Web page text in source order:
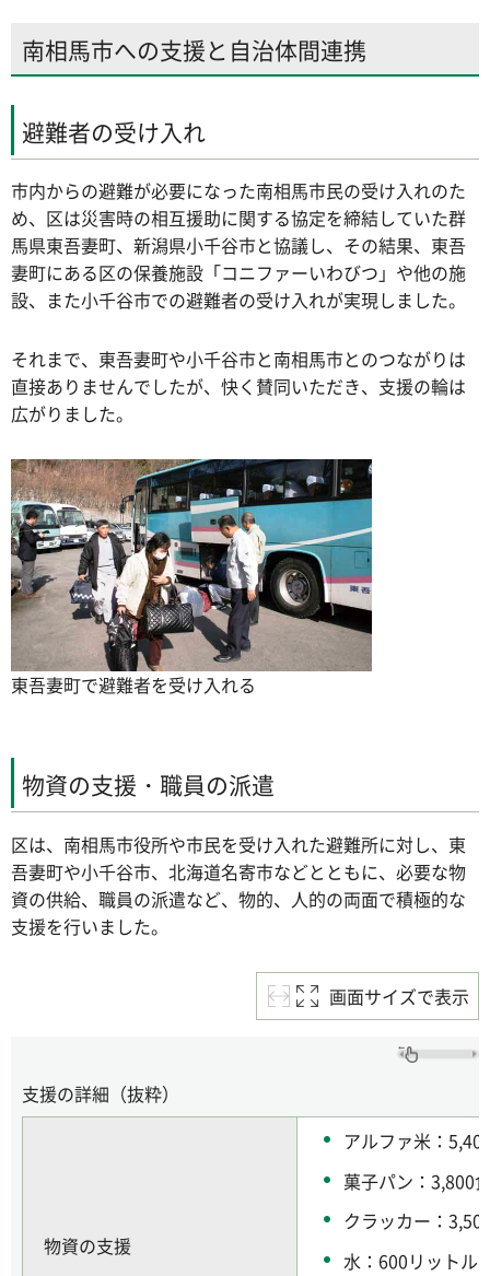
南相馬市への支援と自治体間連携
避難者の受け入れ
市内からの避難が必要になった南相馬市民の受け入れのた
め、区は災害時の相互援助に関する協定を締結していた群
馬県東吾妻町、新潟県小千谷市と協議し、その結果、東吾
妻町にある区の保養施設「コニファーいわびつ」や他の施
設、また小千谷市での避難者の受け入れが実現しました。
それまで、東吾妻町や小千谷市と南相馬市とのつながりは
直接ありませんでしたが、快く賛同いただき、支援の輪は
広がりました。
東吾妻町で避難者を受け入れる
物資の支援・職員の派遣
区は、南相馬市役所や市民を受け入れた避難所に対し、東
吾妻町や小千谷市、北海道名寄市などとともに、必要な物
資の供給、職員の派遣など、物的、人的の両面で積極的な
支援を行いました。
画面サイズで表示
支援の詳細（抜粋）
物資の支援
アルファ米：
菓子パン：3,800
クラッカー：
水：600リットル